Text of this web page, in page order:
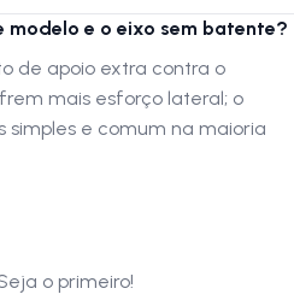
modelo e o eixo sem batente?
de apoio extra contra o
mais esforço lateral; o
e comum na maioria
o primeiro!